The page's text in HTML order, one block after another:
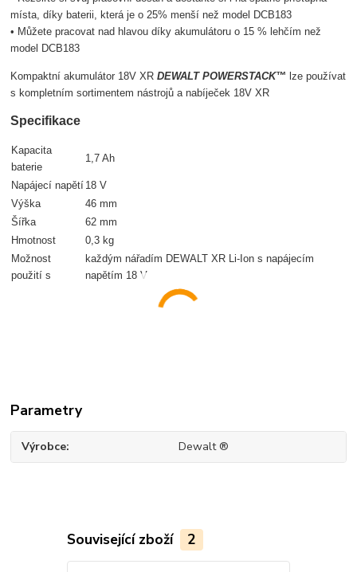
místa, díky baterii, která je o 25% menší než model DCB183
• Můžete pracovat nad hlavou díky akumulátoru o 15 % lehčím než
model DCB183
Kompaktní akumulátor 18V XRDEWALT POWERSTACK™ lze používat
s kompletním sortimentem nástrojů a nabíječek 18V XR
Specifikace
Kapacita
baterie
1,7 Ah
Napájecí napětí 18 V
Výška
46 mm
Šířka
62 mm
Hmotnost
0,3 kg
Možnost
použití s
každým nářadím DEWALT XR Li-Ion s napájecím
napětím 18 V
Parametry
Výrobce Dewalt ®
Související zboží 2